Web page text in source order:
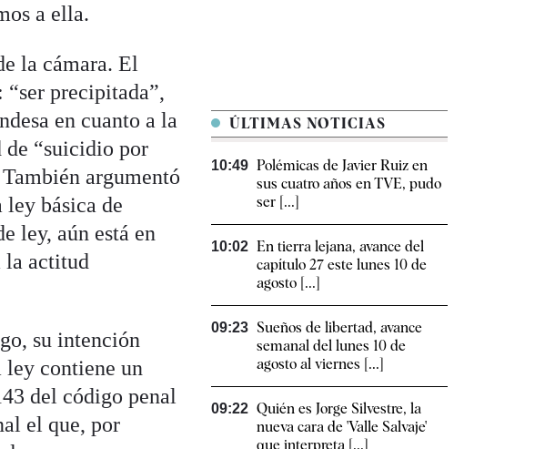
a ella.
la cámara. El
“ser precipitada”,
en cuanto a la
“suicidio por
argumentó
ley básica de
ley, aún está en
la actitud
su intención
ley contiene un
del código penal
el que, por
ÚLTIMAS NOTICIAS
10:49 Polémicas de Javier Ruiz en
sus cuatro años en TVE, pudo
ser [...]
10:02 En tierra lejana, avance del
capítulo 27 este lunes 10 de
agosto [...]
09:23 Sueños de libertad, avance
semanal del lunes 10 de
agosto al viernes [...]
09:22 Quién es Jorge Silvestre, la
nueva cara de 'Valle Salvaje'
que interpreta [...]